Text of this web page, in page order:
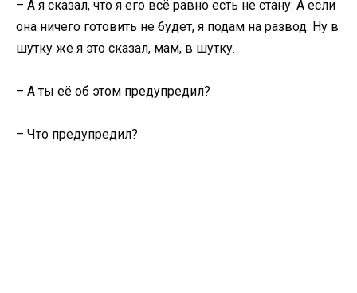
– А я сказал, что я его всё равно есть не стану. А если
она ничего готовить не будет, я подам на развод. Ну в
шутку же я это сказал, мам, в шутку.
– А ты её об этом предупредил?
– Что предупредил?